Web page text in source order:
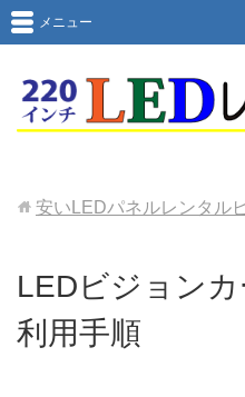
メニュー
安いLEDパネルレンタル
LEDビジョン
利用手順